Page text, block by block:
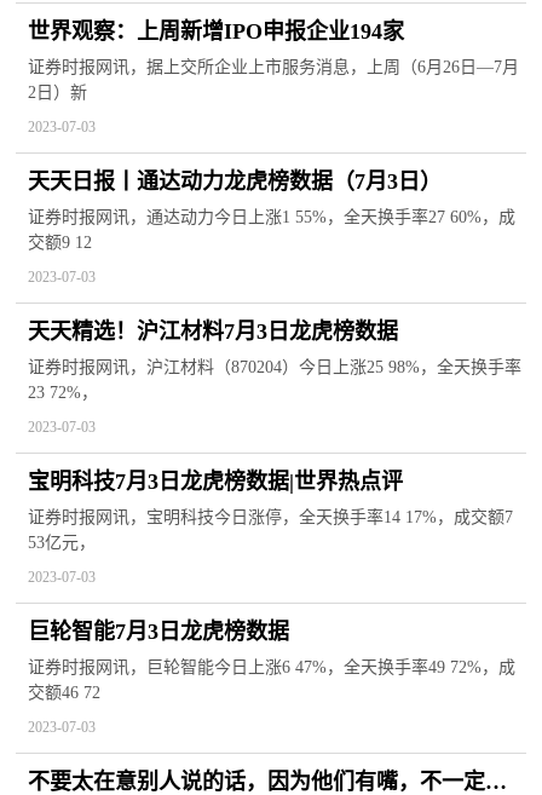
世界观察：上周新增IPO申报企业194家
证券时报网讯，据上交所企业上市服务消息，上周（6月26日—7月
2日）新
2023-07-03
天天日报丨通达动力龙虎榜数据（7月3日）
证券时报网讯，通达动力今日上涨1 55%，全天换手率27 60%，成
交额9 12
2023-07-03
天天精选！沪江材料7月3日龙虎榜数据
证券时报网讯，沪江材料（870204）今日上涨25 98%，全天换手率
23 72%，
2023-07-03
宝明科技7月3日龙虎榜数据|世界热点评
证券时报网讯，宝明科技今日涨停，全天换手率14 17%，成交额7
53亿元，
2023-07-03
巨轮智能7月3日龙虎榜数据
证券时报网讯，巨轮智能今日上涨6 47%，全天换手率49 72%，成
交额46 72
2023-07-03
不要太在意别人说的话，因为他们有嘴，不一定有